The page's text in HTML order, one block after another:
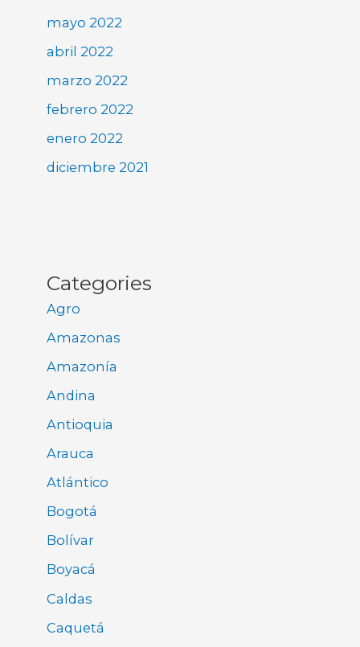
mayo 2022
abril 2022
marzo 2022
febrero 2022
enero 2022
diciembre 2021
Categories
Agro
Amazonas
Amazonía
Andina
Antioquia
Arauca
Atlántico
Bogotá
Bolívar
Boyacá
Caldas
Caquetá